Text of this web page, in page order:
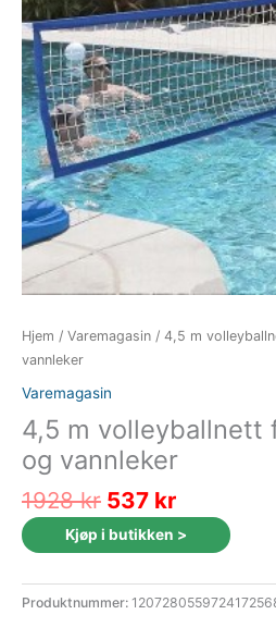
Hjem / Varemagasin / 4,5 m
vannleker
Varemagasin
4,5 m volleyballnett
og vannleker
1928kr Opprinnelig
pris
var:
537 kr
pris
er:
Kjøp i butikken >
Produktnummer: